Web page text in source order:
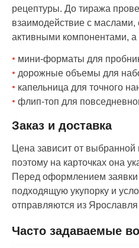
рецептуры. До тиража
взаимодействие с
активными компонентами, а
мини-форматы для
дорожные объемы для
капельница для точного
флип-топ для
Заказ и доставка
Цена зависит от
поэтому на карточках она
Перед оформлением заявки
подходящую укупорку и
отправляются из
Часто задаваемые